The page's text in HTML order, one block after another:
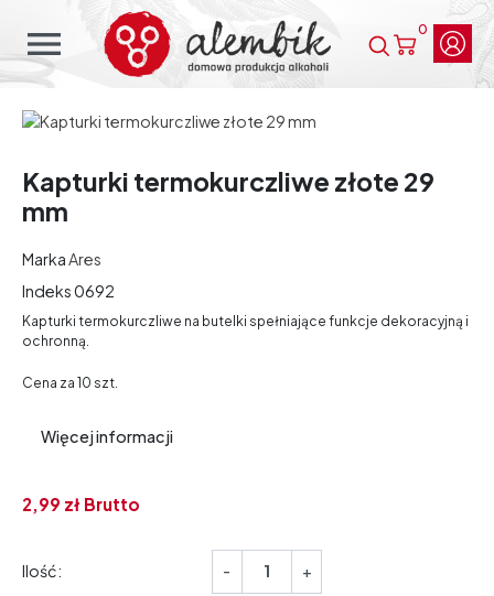
menu 0
Kapturki termokurczliwe złote 29
mm
MarkaAres
Indeks0692
Kapturki termokurczliwe na butelki spełniające funkcje dekoracyjną i
ochronną.
Cena za 10 szt.
Więcej informacji
2, 99 zł Brutto
Ilość: - +